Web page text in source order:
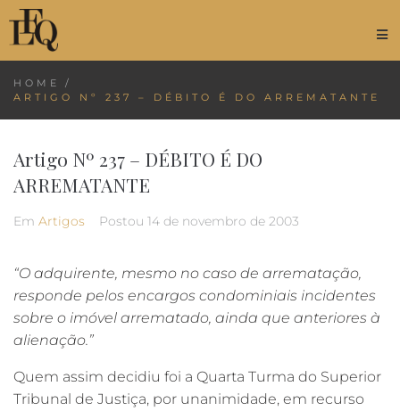
HOME
/
ARTIGO Nº 237 – DÉBITO É DO ARREMATANTE
Artigo Nº 237 – DÉBITO É DO
ARREMATANTE
Em Artigos Postou 14 de novembro de 2003
“O adquirente, mesmo no caso de arrematação,
responde pelos encargos condominiais incidentes
sobre o imóvel arrematado, ainda que anteriores à
alienação.”
Quem assim decidiu foi a Quarta Turma do Superior
Tribunal de Justiça, por unanimidade, em recurso